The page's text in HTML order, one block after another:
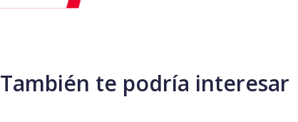
También te podría interesar